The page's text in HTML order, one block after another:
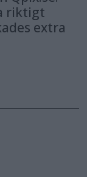
riktigt
extra